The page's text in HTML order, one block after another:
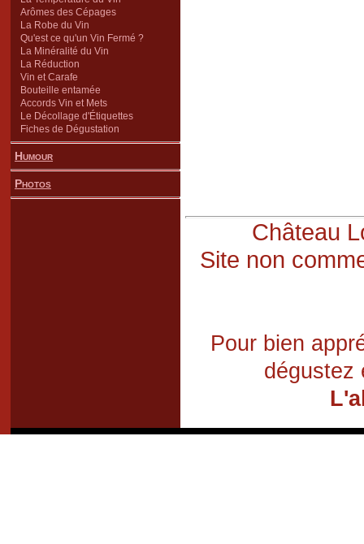
Arômes des Cépages
La Robe du Vin
Qu'est ce qu'un Vin Fermé ?
La Minéralité du Vin
La Réduction
Vin et Carafe
Bouteille entamée
Accords Vin et Mets
Le Décollage d'Étiquettes
Fiches de Dégustation
Humour
Photos
Château
Site non
Pour bien
dégustez